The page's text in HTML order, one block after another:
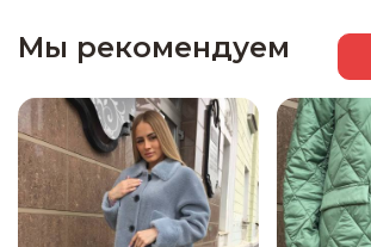
Мы рекомендуем